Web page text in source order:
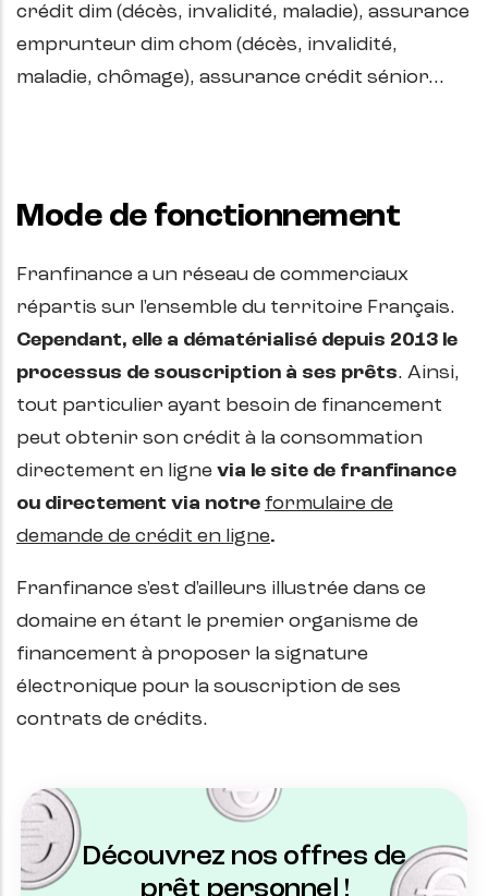
crédit dim (décès, invalidité, maladie), assurance
emprunteur dim chom (décès, invalidité,
maladie, chômage), assurance crédit sénior…
Mode de fonctionnement
Franfinance a un réseau de commerciaux
répartis sur l'ensemble du territoire Français.
Cependant, elle a dématérialisé depuis 2013 le
processus de souscription à ses prêts. Ainsi,
tout particulier ayant besoin de financement
peut obtenir son crédit à la consommation
directement en ligne via le site de franfinance
ou directement via notre formulaire de
demande de crédit en ligne.
Franfinance s'est d'ailleurs illustrée dans ce
domaine en étant le premier organisme de
financement à proposer la signature
électronique pour la souscription de ses
contrats de crédits.
Découvrez nos offres de
prêt personnel !